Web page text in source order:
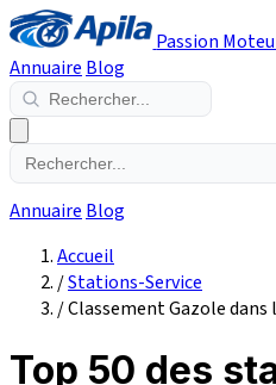
Passion
Annuaire Blog
Annuaire Blog
Accueil
/Stations-Service
/Classement Gazole dans
Top 50 des